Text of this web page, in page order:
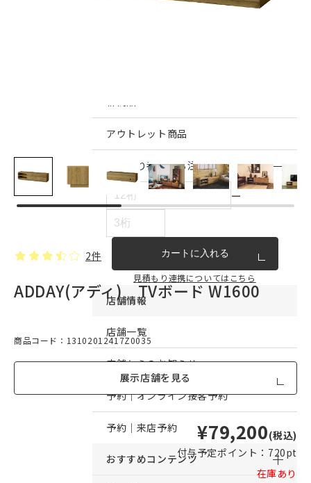
アウトレット商品
見積もり番号から注文する
ー
カートに入れる
見積もり連携についてはこちら
店舗情報
店舗一覧
店舗からのお知らせ
予約｜オンライン接客予約
予約｜来店予約
おすすめコンテンツ
2件
ADDAY(アディ) TVボード W1600
商品コード：13102012417Z0035
展示店舗を見る
¥79,200(税込)
付与予定ポイント： 720pt
在庫あり